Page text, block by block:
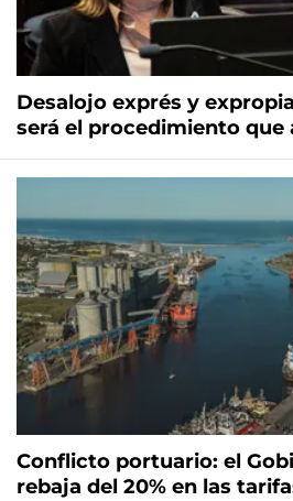
Desalojo exprés y
será el procedimiento que
Conflicto portuario: el
rebaja del 20% en las